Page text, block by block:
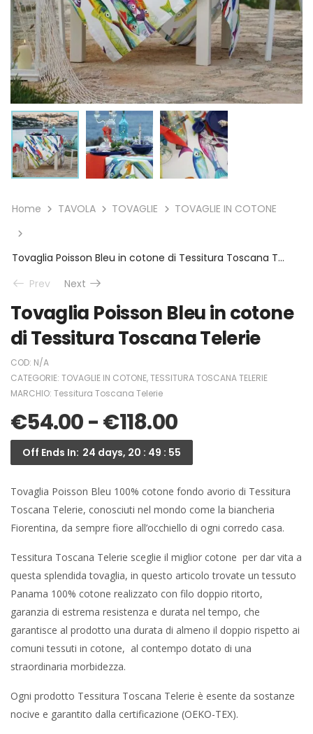
Home TAVOLA TOVAGLIE TOVAGLIE IN COTONE
Tovaglia Poisson Bleu in cotone di Tessitura Toscana Telerie
Prev
Next
Tovaglia Poisson Bleu in cotone
di Tessitura Toscana Telerie
COD: N/A
CATEGORIE: TOVAGLIE IN COTONE,TESSITURA TOSCANA TELERIE
MARCHIO: Tessitura Toscana Telerie
€54.00-€118.00
Off Ends In: 24 days, 20 : 49 : 54
Tovaglia Poisson Bleu 100% cotone fondo avorio di Tessitura
Toscana Telerie, conosciuti nel mondo come la biancheria
Fiorentina, da sempre fiore all’occhiello di ogni corredo casa.
Tessitura Toscana Telerie sceglie il miglior cotone per dar vita a
questa splendida tovaglia, in questo articolo trovate un tessuto
Panama 100% cotone realizzato con filo doppio ritorto,
garanzia di estrema resistenza e durata nel tempo, che
garantisce al prodotto una durata di almeno il doppio rispetto ai
comuni tessuti in cotone, al contempo dotato di una
straordinaria morbidezza.
Ogni prodotto Tessitura Toscana Telerie è esente da sostanze
nocive e garantito dalla certificazione (OEKO-TEX).